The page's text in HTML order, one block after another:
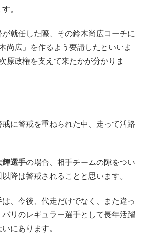
。
就任した際、その鈴木尚広コーチに
尚広」を作るよう要請したといいま
原政権を支えて来たかが分かりま
に警戒を重ねられた中、走って活路
輝選手の場合、相手チームの隙をつい
降は警戒されることと思います。
は、今後、代走だけでなく、また違っ
リのレギュラー選手として長年活躍
にあります。